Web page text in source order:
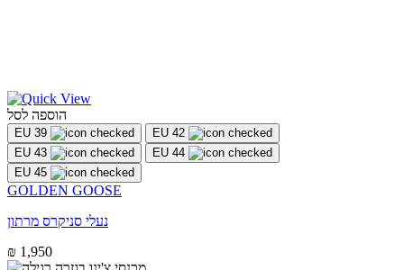
הוספה לסל
EU 39
EU 42
EU 43
EU 44
EU 45
GOLDEN GOOSE
נעלי סניקרס מרתון
₪ 1,950